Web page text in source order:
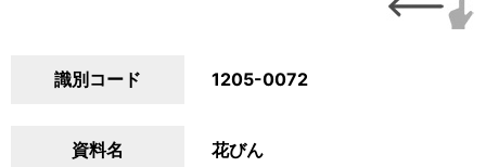
識別コード 1205-0072
資料名 花びん